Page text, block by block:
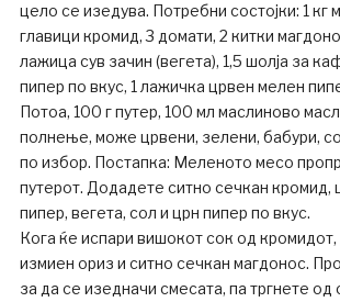
цело се изедува. Потребни состојки: 1 кг
главици кромид, 3 домати, 2 китки
лажица сув зачин (вегета), 1,5 шолја за
пипер по вкус, 1 лажичка црвен мелен
Потоа, 100 г путер, 100 мл маслиново
полнење, може црвени, зелени, бабури,
по избор. Постапка: Меленото месо
путерот. Додадете ситно сечкан кромид,
пипер, вегета, сол и црн пипер по вкус.
Кога ќе испари вишокот сок од
измиен ориз и ситно сечкан магдонос.
за да се изедначи смесата, па тргнете од